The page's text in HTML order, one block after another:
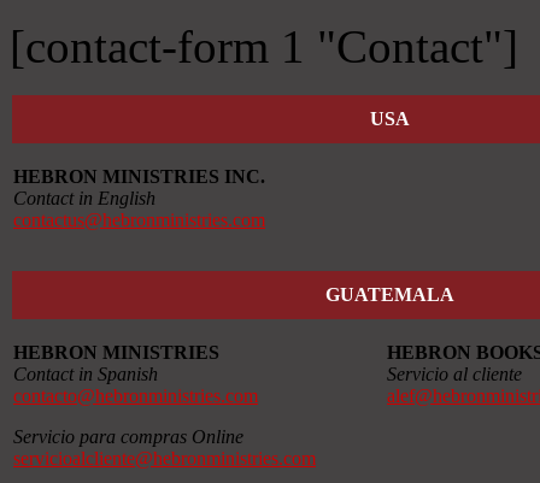
[contact-form 1 "Contact"]
USA
HEBRON MINISTRIES INC.
Contact in English
contactus@hebronministries.com
GUATEMALA
HEBRON MINISTRIES
Contact in Spanish
contacto@hebronministries.com
Servicio para compras Online
servicioalcliente@hebronministries.com
HEBRON
Servicio al cliente